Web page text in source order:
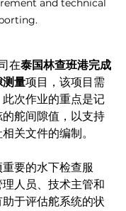
and technical
在泰国林查班港完成
测量项目，该项目需
次作业的重点是记
舵间隙值，以支持
关文件的编制。
要的水下检查服
人员、技术主管和
于评估舵系统的状